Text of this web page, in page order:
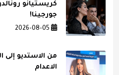
كريستيانو
جورجينا!
من الاستديو إلى
الاعدام